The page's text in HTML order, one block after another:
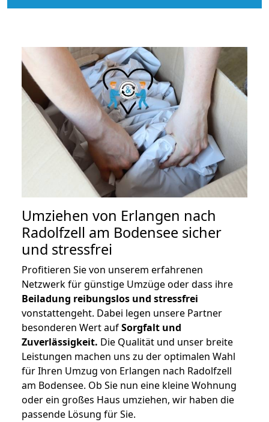
Umziehen von Erlangen nach
Radolfzell am Bodensee sicher
und stressfrei
Profitieren Sie von unserem erfahrenen
Netzwerk für günstige Umzüge oder dass ihre
Beiladung reibungslos und stressfrei
vonstattengeht. Dabei legen unsere Partner
besonderen Wert aufSorgfalt und
Zuverlässigkeit. Die Qualität und unser breite
Leistungen machen uns zu der optimalen Wahl
für Ihren Umzug von Erlangen nach Radolfzell
am Bodensee. Ob Sie nun eine kleine Wohnung
oder ein großes Haus umziehen, wir haben die
passende Lösung für Sie.